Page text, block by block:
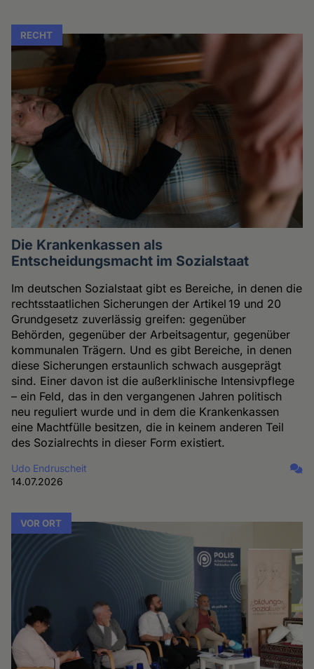
RECHT
Die Krankenkassen als
Entscheidungsmacht im Sozialstaat
Im deutschen Sozialstaat gibt es Bereiche, in denen die
rechtsstaatlichen Sicherungen der Artikel 19 und 20
Grundgesetz zuverlässig greifen: gegenüber
Behörden, gegenüber der Arbeitsagentur, gegenüber
kommunalen Trägern. Und es gibt Bereiche, in denen
diese Sicherungen erstaunlich schwach ausgeprägt
sind. Einer davon ist die außerklinische Intensivpflege
– ein Feld, das in den vergangenen Jahren politisch
neu reguliert wurde und in dem die Krankenkassen
eine Machtfülle besitzen, die in keinem anderen Teil
des Sozialrechts in dieser Form existiert.
Udo Endruscheit
14.07.2026
VOR ORT